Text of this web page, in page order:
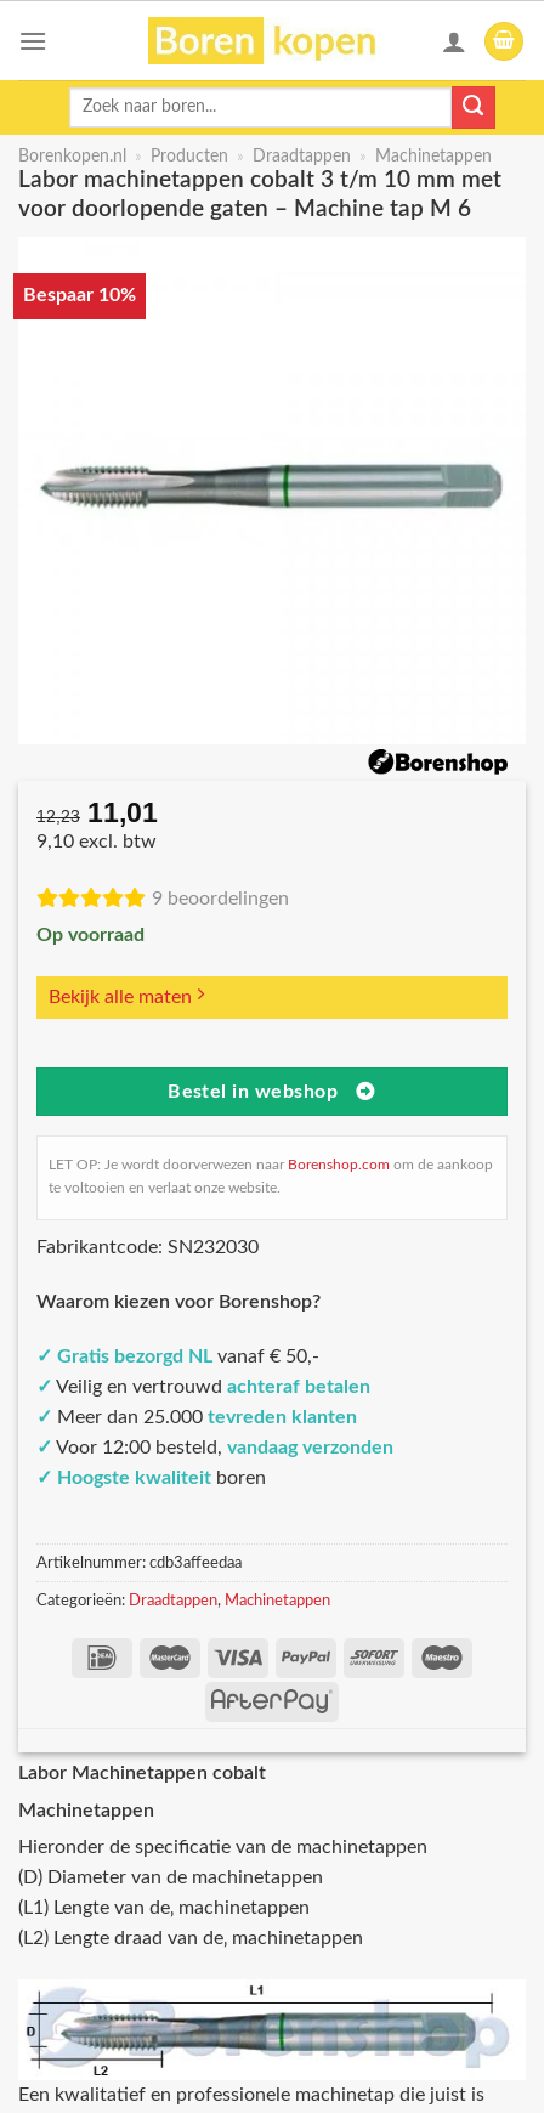
Zoeken
Borenkopen.nl » Producten » Draadtappen » Machinetappen
Labor machinetappen cobalt 3 t/m 10 mm met
voor doorlopende gaten – Machine tap M 6
Bespaar 10%
12,23 Oorspronkelijke
prijs
€12,23.
11,01
€11,01.
9,10 excl. btw
9 beoordelingen
Op voorraad
Bekijk alle maten
Bestel in webshop
LET OP: Je wordt doorverwezen naar Borenshop.com om de aankoop
te voltooien en verlaat onze website.
Fabrikantcode: SN232030
Waarom kiezen voor Borenshop?
✓ Gratis bezorgd NL vanaf € 50,-
✓ Veilig en vertrouwd achteraf betalen
✓ Meer dan 25.000 tevreden klanten
✓ Voor 12:00 besteld, vandaag verzonden
✓ Hoogste kwaliteit boren
Artikelnummer: cdb3affeedaa
Categorieën: Draadtappen, Machinetappen
Labor Machinetappen cobalt
Machinetappen
Hieronder de specificatie van de machinetappen
(D) Diameter van de machinetappen
(L1) Lengte van de‚ machinetappen
(L2) Lengte draad van de‚ machinetappen
Een kwalitatief en professionele machinetap die juist is